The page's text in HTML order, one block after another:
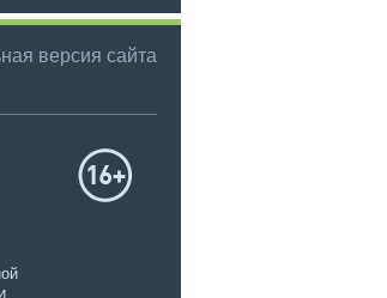
версия сайта